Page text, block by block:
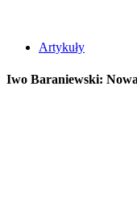
Artykuły
Iwo Baraniewski: